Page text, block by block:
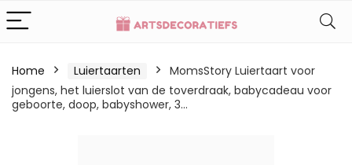
Home Luiertaarten
MomsStory Luiertaart voor
jongens, het luierslot van de toverdraak, babycadeau voor
geboorte, doop, babyshower, 3…